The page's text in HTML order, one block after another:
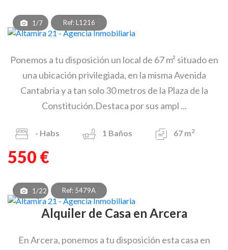
1/7 Ref: L1216
Ponemos a tu disposición un local de 67 m² situado en
una ubicación privilegiada, en la misma Avenida
Cantabria y a tan solo 30 metros de la Plaza de la
Constitución.Destaca por sus ampl ...
- Habs 1 Baños 67 m2
550 €
1/22 Ref: 5479A
Alquiler de Casa en Arcera
En Arcera, ponemos a tu disposición esta casa en